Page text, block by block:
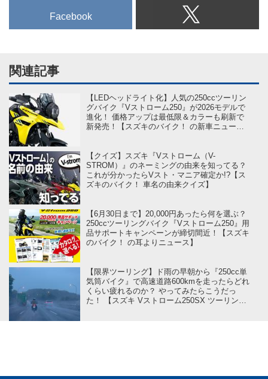
Facebook
関連記事
【LEDヘッドライト化】人気の250ccツーリン
グバイク『Vストローム250』が2026モデルで
進化！ 価格アップは最低限＆カラーも刷新で
新発売！【スズキのバイク！ の新車ニュース
【クイズ】スズキ『Vストローム（V-
STROM）』のネーミングの由来を知ってる？
これが分かったらVスト・マニア確定か!?【ス
ズキのバイク！ 車名の由来クイズ】
【6月30日まで】20,000円あったら何を選ぶ？
250ccツーリングバイク『Vストローム250』用
品サポートキャンペーンが締切間近！【スズキ
のバイク！ の耳よりニュース】
【限界ツーリング】ド雨の早朝から『250cc単
気筒バイク』で高速道路600kmを走ったらどれ
くらい疲れるのか？ やってみたらこうだっ
た！ 【スズキ Vストローム250SX ツーリング